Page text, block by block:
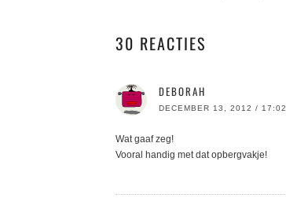
30 REACTIES
DEBORAH
DECEMBER 13, 2012 / 17:02
Wat gaaf zeg!
Vooral handig met dat opbergvakje!